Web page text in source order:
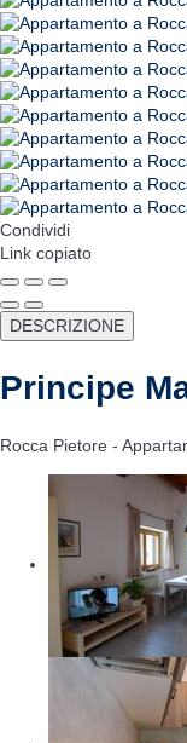
Condividi
Link copiato
DESCRIZIONE
Principe
Rocca Pietore -